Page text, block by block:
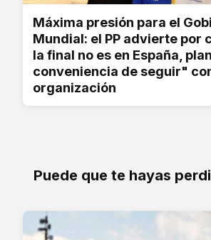
Máxima presión para el
Mundial: el PP advierte por
la final no es en España,
conveniencia de seguir"
organización
Puede que te hayas